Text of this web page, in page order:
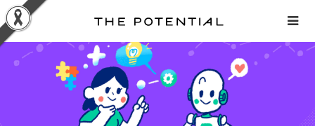
Skip
to
content